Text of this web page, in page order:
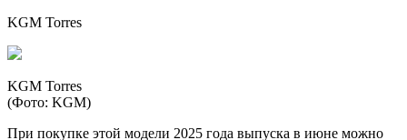
KGM Torres
KGM Torres
(Фото: KGM)
При покупке этой модели 2025 года выпуска в июне можно